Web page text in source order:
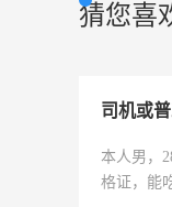
猜您喜
司机或
本人男，
格证，能